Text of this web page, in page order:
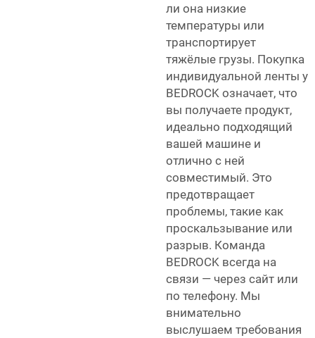
ли она низкие
температуры или
транспортирует
тяжёлые грузы. Покупка
индивидуальной ленты у
BEDROCK означает, что
вы получаете продукт,
идеально подходящий
вашей машине и
отлично с ней
совместимый. Это
предотвращает
проблемы, такие как
проскальзывание или
разрыв. Команда
BEDROCK всегда на
связи — через сайт или
по телефону. Мы
внимательно
выслушаем требования